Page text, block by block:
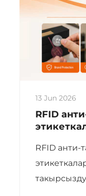
13 Jun 2026
RFID
RFID анти-